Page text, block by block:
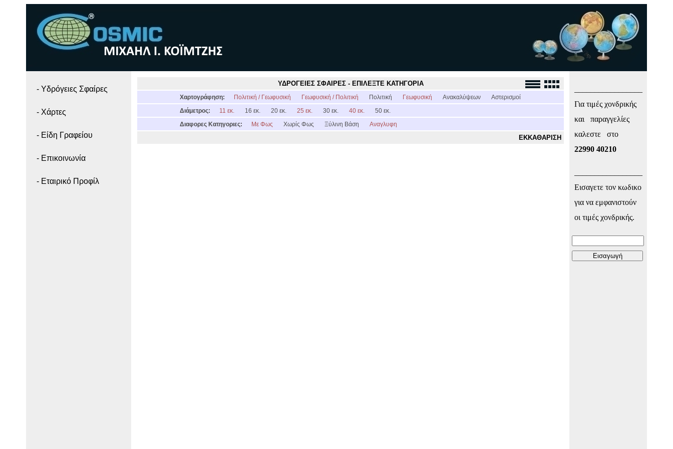
- Yδρόγειες Σφαίρες
- Χάρτες
- Είδη Γραφείου
- Επικοινωνία
- Εταιρικό Προφίλ
ΥΔΡΟΓΕΙΕΣ ΣΦΑΙΡΕΣ - ΕΠΙΛΕΞΤΕ ΚΑΤΗΓΟΡΙΑ
Χαρτογράφηση: Πολιτική / Γεωφυσική Γεωφυσική / Πολιτική Πολιτική Γεωφυσική Ανακαλύψεων
Αστερισμοί
Διάμετρος:
11 εκ. 16 εκ. 20 εκ. 25 εκ. 30 εκ. 40 εκ.
50 εκ.
Διαφορες Κατηγοριες:
Με Φως Χωρίς Φως Ξύλινη Βάση Αναγλυφη
ΕΚΚΑΘΑΡΙΣΗ
Για τιμές χονδρικής
και παραγγελίες
καλεστε στο
22990 40210
Εισαγετε τον κωδικο
για να εμφανιστούν
οι τιμές χονδρικής.